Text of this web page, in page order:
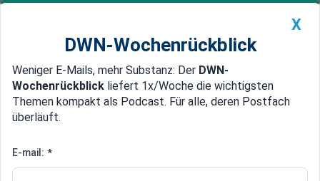
Newsticker MEIN DWN: Geldanlage Premium
Edelmetalle DWN-Magazin China
Beziehungen der EU zu Ungarn
X
DWN-Wochenrückblick
Weniger E-Mails, mehr Substanz: Der DWN-
Wochenrückblick liefert 1x/Woche die wichtigsten
Themen kompakt als Podcast. Für alle, deren Postfach
überläuft.
E-mail: *